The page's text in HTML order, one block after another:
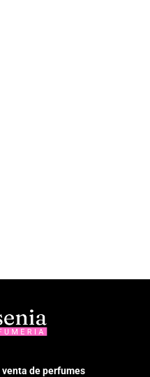
venta de perfumes